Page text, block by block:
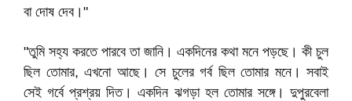
বা দোষ দেব।"
"তুমি সহ্য করতে পারবে তা জানি। একদিনের কথা মনে পড়ছে। কী চুল
ছিল তোমার, এখনো আছে। সে চুলের গর্ব ছিল তোমার মনে। সবাই
সেই গর্বে প্রশ্রয় দিত। একদিন ঝগড়া হল তোমার সঙ্গে। দুপুরবেলা